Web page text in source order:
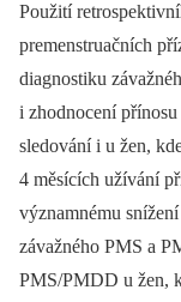
Použití
premenstruačních
diagnostiku
i zhodnocení
sledování i u žen,
4 měsících užívání
významnému
závažného PMS a
PMS/PMDD u žen,